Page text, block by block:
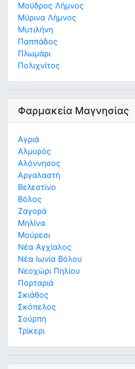
Μούδρος Λήμνος
Μύρινα Λήμνος
Μυτιλήνη
Παππάδος
Πλωμάρι
Πολιχνίτος
Φαρμακεία Μαγνησίας
Αγριά
Αλμυρός
Αλόννησος
Αργαλαστή
Βελεστίνο
Βόλος
Ζαγορά
Μηλίνα
Μούρεσι
Νέα Αγχίαλος
Νέα Ιωνία Βόλου
Νεοχώρι Πηλίου
Πορταριά
Σκιάθος
Σκόπελος
Σούρπη
Τρίκερι